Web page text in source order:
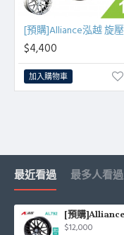
$4,400
加入購物車
最近看過 最多人看過
$12,000